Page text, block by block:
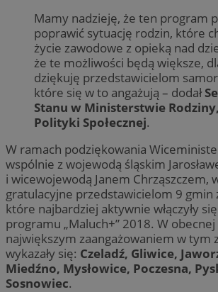
Mamy nadzieję, że ten program
poprawić sytuację rodzin, które
życie zawodowe z opieką nad
że te możliwości będą większe,
dziękuję przedstawicielom
które się w to angażują – dodał
Stanu w Ministerstwie
Polityki Społecznej.
W ramach podziękowania
wspólnie z wojewodą śląskim
i wicewojewodą Janem Chrząszczem,
gratulacyjne przedstawicielom 9 gmin
które najbardziej aktywnie włączyły
programu „Maluch+” 2018. W
największym zaangażowaniem w tym
wykazały się: Czeladź, Gliwice,
Miedźno, Mysłowice, Poczesna,
Sosnowiec.